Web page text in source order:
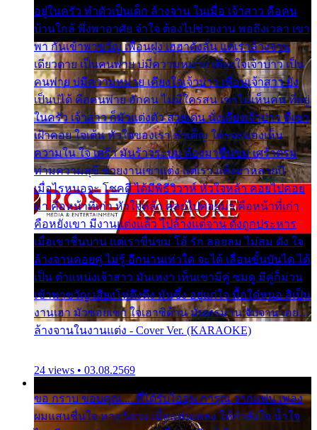
อยู่ในครัว ทำตัวเป็นเด็ก ล้างจาน ในเมื่อ เจ้าสาว คือคน
บ้านใกล้ พึ่งพาอาศัย จำใจ ต้องไปช่วยงาน พอถึงเวลา เขา
พา กันเข้าพาขวัญ เพื่อนฝูง เฮฮาดังลั่น แต่เราล้างจาน
เดียวดาย เป็นคนพ่าย บ่มีความหมาย เคียงใจเจ้าบ่าว เป็น
คนพ่าย บ่มีความหมาย เคียงใจเจ้าบ่าว เพื่อนเจ้าสาว ยัง
เป็นบ่ได้ คือคนพ่าย ฮักคน ไม่มีใครสน เขาไม่เห็นคน ที่อยู่
ในครัว เจ้าสาว ก็มัวแต่งตัว สวยเด่น นั่งเคียงเจ้าบ่าว ที่เขา
เฝ้าคอย ใจเต้น หัวใจของเรา ลำเค็ญ ใครจะมองเห็น
ความใน ใจ เศร้า มันร้าวระบม ต้องมาขื่นขม เศร้าตรม
ท่ามความสุขี ช่วยงานเขาแต่ง แต่เรา แล้งมาหลายปี
เมื่อไรหนอจะ โชคดี ได้มีพิธีวิวาห์ หัวใจหล้า คอยไปคอย
มา คือหน้าที่เก่า หัวใจหล้า คอยไปคอยมา คือหน้าที่เก่า
คือหยังเขา มีงานแต่งแล้ว ไปล้างแต่จาน ดั่งถูกประหาร
เมื่อเขาชื่นบาน แต่เราขื่นขม โอ้ รัก ลอยลม ไม่สม ดัง ใจ
ล้างจานคอยคู่ ไม่รู้ อีกนานเท่าใด จะได้ เลื่อนขั้นบันได ได้
เป็น ตำแหน่งเจ้าสาว มันเหงา เห็นเขามีคู่ ซมดู มีคู่ก็ม่วน
เข้าพาขวัญ เสียงโห่ตึงตึง มันซึ้ง อยู่แก่ใจ มื้อใด๋หนอ สิเป็น
งานเฮา มัวซอยเขา ใจเฮาซิด้าน มันทรมาน จับจาน เอย…
ล้างจานในงานแต่ง - Cover Ver. (KARAOKE)
24 views • 03.08.2569
ขอ กราบ ขอบคุณ.... ที่ได้รับไออุ่น การุณ จากแฟน เพลง
ผมแสนชื่นใจ หายวังเวง เมื่อแฟนเพลง ให้กำลังใจ น้ำใจ